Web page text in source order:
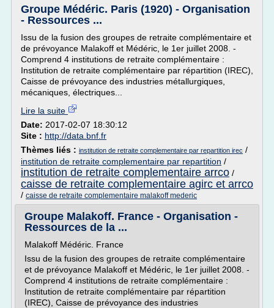
Groupe Médéric. Paris (1920) - Organisation
- Ressources ...
Issu de la fusion des groupes de retraite complémentaire et
de prévoyance Malakoff et Médéric, le 1er juillet 2008. -
Comprend 4 institutions de retraite complémentaire :
Institution de retraite complémentaire par répartition (IREC),
Caisse de prévoyance des industries métallurgiques,
mécaniques, électriques...
Lire la suite
Date: 2017-02-07 18:30:12
Site : http://data.bnf.fr
Thèmes liés : institution de retraite complementaire par repartition irec /
institution de retraite complementaire par repartition /
institution de retraite complementaire arrco /
caisse de retraite complementaire agirc et arrco
/ caisse de retraite complementaire malakoff mederic
Groupe Malakoff. France - Organisation -
Ressources de la ...
Malakoff Médéric. France
Issu de la fusion des groupes de retraite complémentaire
et de prévoyance Malakoff et Médéric, le 1er juillet 2008. -
Comprend 4 institutions de retraite complémentaire :
Institution de retraite complémentaire par répartition
(IREC), Caisse de prévoyance des industries